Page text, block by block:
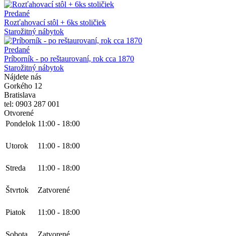
Predané
Rozťahovací stôl + 6ks stoličiek
Starožitný nábytok
Predané
Príborník - po reštaurovaní, rok cca 1870
Starožitný nábytok
Nájdete nás
Gorkého 12
Bratislava
tel: 0903 287 001
Otvorené
Pondelok 11:00 - 18:00
Utorok 11:00 - 18:00
Streda 11:00 - 18:00
Štvrtok Zatvorené
Piatok 11:00 - 18:00
Sobota Zatvorené